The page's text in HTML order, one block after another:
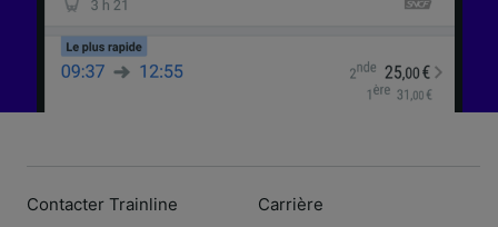
Contacter Trainline Carrière